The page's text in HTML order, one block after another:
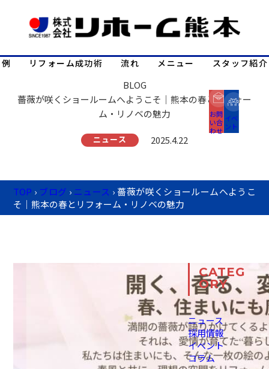
リフォーム成功術 流れ メニュー スタッフ紹介
BLOG
薔薇が咲くショールームへようこそ｜熊本の春とリフォー
ム・リノベの魅力
ニュース 2025.4.22
TOP › ブログ › ニュース ›薔薇が咲くショールームへようこ
そ｜熊本の春とリフォーム・リノベの魅力
CATEG
ORY
ニュース
採用情報
イベント
コラム
お問
い合
わせ
イベ
ント